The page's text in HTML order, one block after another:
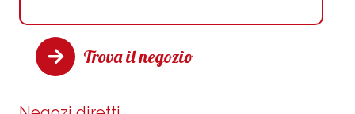
Trova il negozio